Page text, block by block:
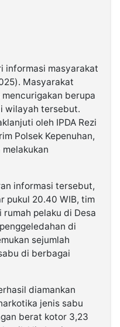
informasi masyarakat
Masyarakat
berupa
wilayah tersebut.
oleh IPDA Rezi
Polsek Kepenuhan,
informasi tersebut,
pukul 20.40 WIB, tim
pelaku di Desa
di
sejumlah
di berbagai
diamankan
jenis sabu
berat kotor 3,23